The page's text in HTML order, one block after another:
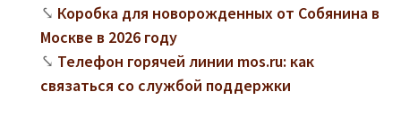
Коробка для новорожденных от Собянина в
Москве в 2026 году
Телефон горячей линии mos.ru: как
связаться со службой поддержки